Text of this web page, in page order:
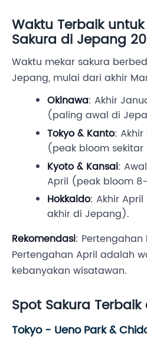
Waktu Terbaik
Sakura di Jepang
Waktu mekar sakura
Jepang, mulai dari akhir
Okinawa: Akhir
(paling awal di
Tokyo & Kanto:
(peak bloom sekitar
Kyoto & Kansai:
April (peak bloom
Hokkaido: Akhir
akhir di Jepang).
Rekomendasi:
Pertengahan April adalah
kebanyakan wisatawan.
Spot Sakura
Tokyo - Ueno Park &